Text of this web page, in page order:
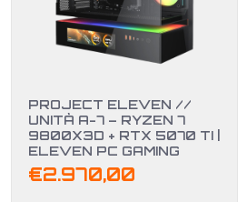
PROJECT ELEVEN //
UNITÀ A-7 – RYZEN 7
9800X3D + RTX 5070 TI |
ELEVEN PC GAMING
€2.970,00